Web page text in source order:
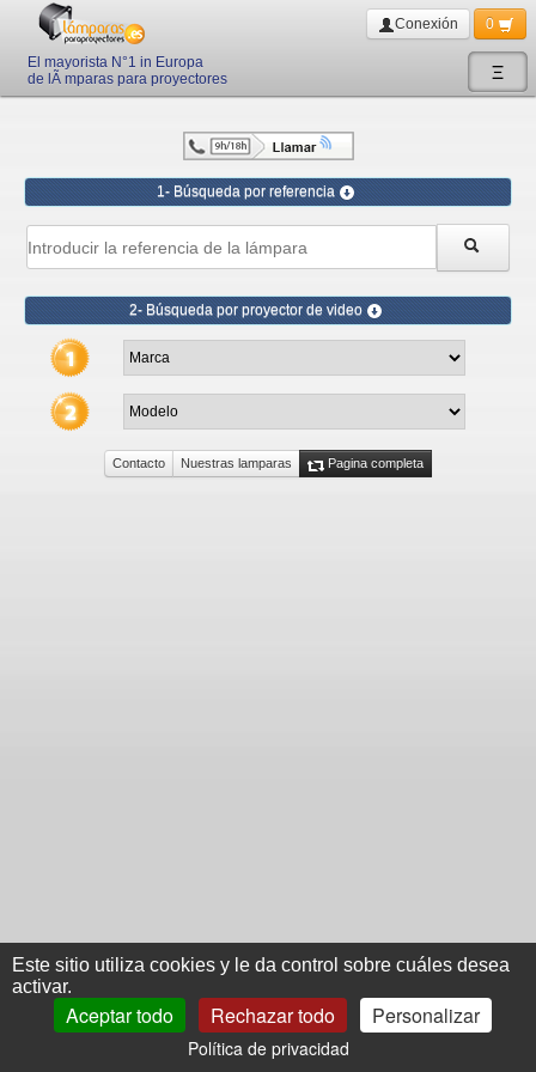
Ξ
El mayorista N°1 in Europa
de lÃ mparas para proyectores
Conexión 0
1- Búsqueda por referencia
2- Búsqueda por proyector de video
Contacto Nuestras lamparas Pagina completa
Este sitio utiliza cookies y le da control sobre cuáles desea
activar.
Aceptar todo Rechazar todo Personalizar
Política de privacidad